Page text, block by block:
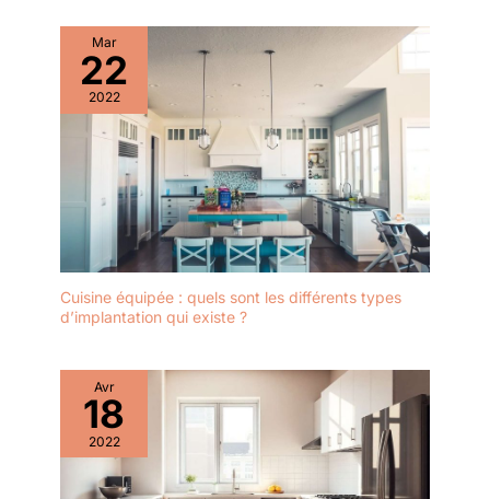
Mar
22
2022
Cuisine équipée : quels sont les différents types
d’implantation qui existe ?
Avr
18
2022